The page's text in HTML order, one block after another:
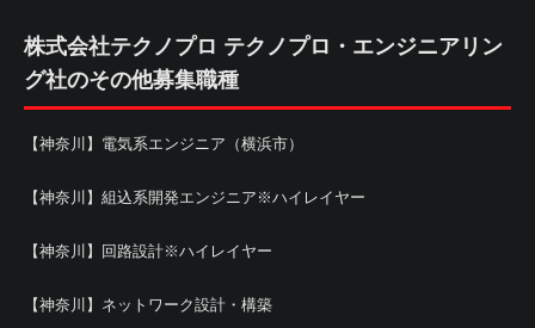
株式会社テクノプロ テクノプロ・エンジニアリン
グ社のその他募集職種
【神奈川】電気系エンジニア（横浜市）
【神奈川】組込系開発エンジニア※ハイレイヤー
【神奈川】回路設計※ハイレイヤー
【神奈川】ネットワーク設計・構築